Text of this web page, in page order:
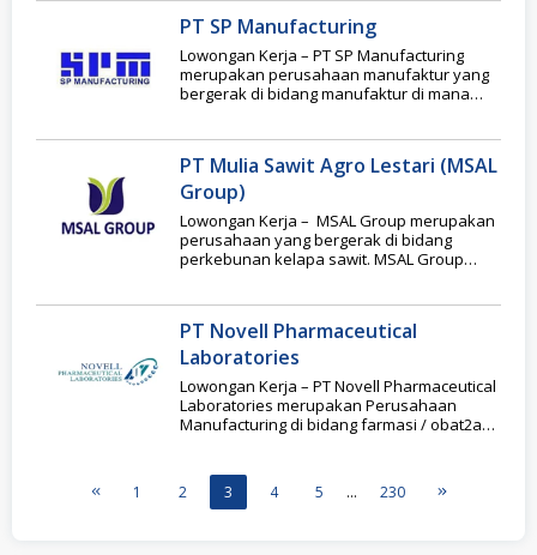
PT SP Manufacturing
Lowongan Kerja – PT SP Manufacturing
merupakan perusahaan manufaktur yang
bergerak di bidang manufaktur di mana
PT Mulia Sawit Agro Lestari (MSAL
Group)
Lowongan Kerja – MSAL Group merupakan
perusahaan yang bergerak di bidang
perkebunan kelapa sawit. MSAL Group
PT Novell Pharmaceutical
Laboratories
Lowongan Kerja – PT Novell Pharmaceutical
Laboratories merupakan Perusahaan
Manufacturing di bidang farmasi / obat2an
1 2 3 4 5 … 230